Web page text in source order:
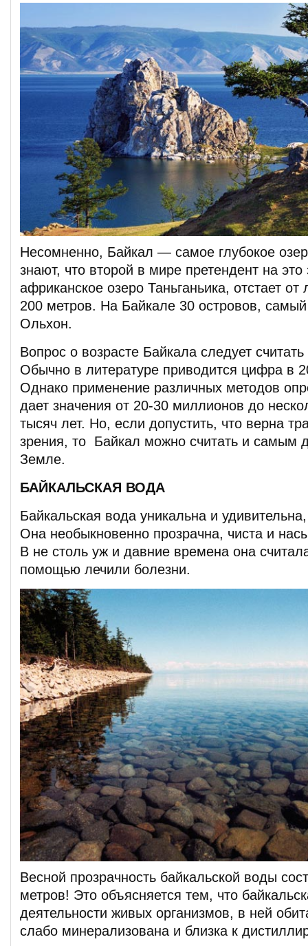
Несомненно, Байкал — самое глубокое
знают, что второй в мире претендент на это
африканское озеро Таньганьика, отстает
200 метров. На Байкале 30 островов,
Ольхон.
Вопрос о возрасте Байкала следует
Обычно в литературе приводится цифра в
Однако применение различных методов
дает значения от 20-30 миллионов до
тысяч лет. Но, если допустить, что верна
зрения, то Байкал можно считать и самым
Земле.
БАЙКАЛЬСКАЯ ВОДА
Байкальская вода уникальна и
Она необыкновенно прозрачна, чиста и
В не столь уж и давние времена она
помощью лечили болезни.
Весной прозрачность байкальской воды
метров! Это объясняется тем, что
деятельности живых организмов, в ней
слабо минерализована и близка к